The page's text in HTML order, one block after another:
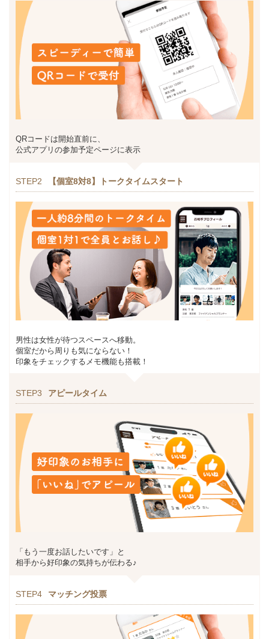
QRコードは開始直前に、
公式アプリの参加予定ページに表示
STEP2 【個室8対8】トークタイムスタート
男性は女性が待つスペースへ移動。
個室だから周りも気にならない！
印象をチェックするメモ機能も搭載！
STEP3 アピールタイム
「もう一度お話したいです」と
相手から好印象の気持ちが伝わる♪
STEP4 マッチング投票